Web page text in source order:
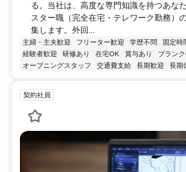
る。当社は、高度な専門知識を持つあな
スター職（完全在宅・テレワーク勤務）
集します。外回...
主婦・主夫歓迎 フリーター歓迎 学歴不問 固定時
経験者歓迎
研修あり 在宅OK 賞与あり ブラン
オープニングスタッフ
交通費支給 長期歓迎 長期
契約社員